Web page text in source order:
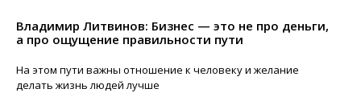
Владимир Литвинов: Бизнес — это не про деньги,
а про ощущение правильности пути
На этом пути важны отношение к человеку и желание
делать жизнь людей лучше